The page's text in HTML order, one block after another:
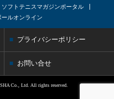
ソフトテニスマガジンポータル
ルオンライン
プライバシーポリシー
お問い合せ
Co., Ltd. All rights reserved.